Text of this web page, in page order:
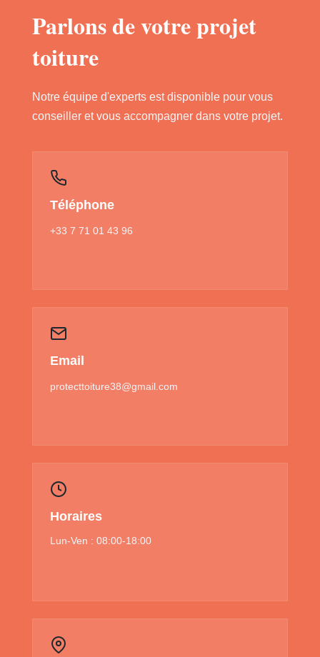
Parlons de votre projet
toiture
Notre équipe d'experts est disponible pour vous
conseiller et vous accompagner dans votre projet.
Téléphone
+33 7 71 01 43 96
Email
protecttoiture38@gmail.com
Horaires
Lun-Ven : 08:00-18:00